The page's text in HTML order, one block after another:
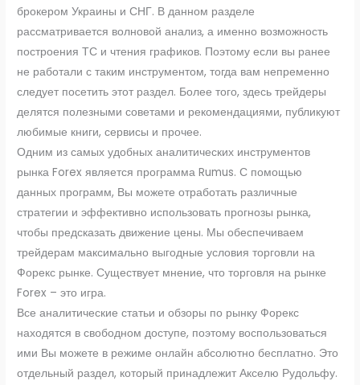
брокером Украины и СНГ. В данном разделе
рассматривается волновой анализ, а именно возможность
построения ТС и чтения графиков. Поэтому если вы ранее
не работали с таким инструментом, тогда вам непременно
следует посетить этот раздел. Более того, здесь трейдеры
делятся полезными советами и рекомендациями, публикуют
любимые книги, сервисы и прочее.
Одним из самых удобных аналитических инструментов
рынка Forex является программа Rumus. С помощью
данных программ, Вы можете отработать различные
стратегии и эффективно использовать прогнозы рынка,
чтобы предсказать движение цены. Мы обеспечиваем
трейдерам максимально выгодные условия торговли на
Форекс рынке. Существует мнение, что торговля на рынке
Forex – это игра.
Все аналитические статьи и обзоры по рынку Форекс
находятся в свободном доступе, поэтому воспользоваться
ими Вы можете в режиме онлайн абсолютно бесплатно. Это
отдельный раздел, который принадлежит Акселю Рудольфу.